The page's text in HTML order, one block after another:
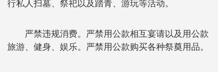
行私人扫墓、祭祀以及踏青、游玩等活动。
严禁违规消费。严禁用公款相互宴请以及用公款
旅游、健身、娱乐。严禁用公款购买各种祭奠用品。